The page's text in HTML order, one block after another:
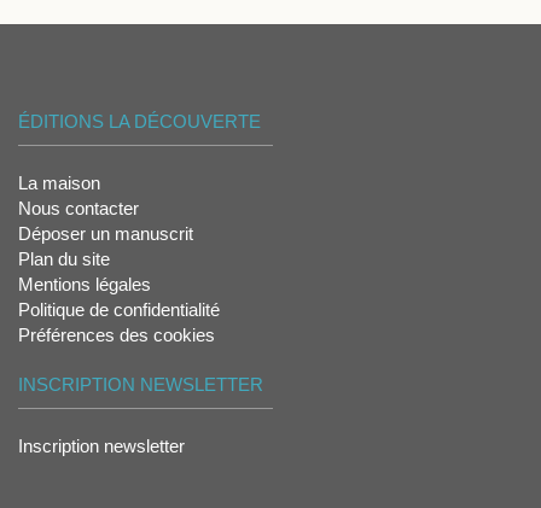
ÉDITIONS LA DÉCOUVERTE
La maison
Nous contacter
Déposer un manuscrit
Plan du site
Mentions légales
Politique de confidentialité
Préférences des cookies
INSCRIPTION NEWSLETTER
Inscription newsletter